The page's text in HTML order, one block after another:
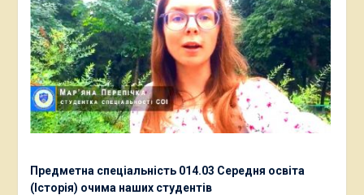
Предметна спеціальність 014.03 Середня освіта
(Історія) очима наших студентів